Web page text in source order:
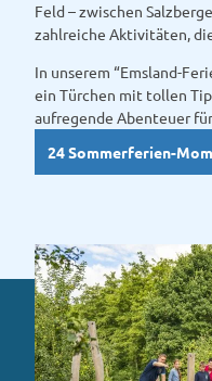
Feld – zwischen
zahlreiche Aktivitäten,
In unserem “Emsland-
ein Türchen mit tollen
aufregende Abenteuer
24 Sommerferien-